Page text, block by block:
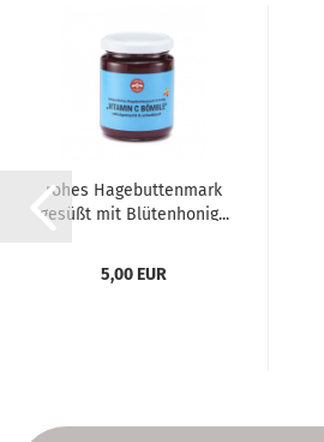
rohes Hagebuttenmark
gesüßt mit Blütenhonig...
5,00 EUR